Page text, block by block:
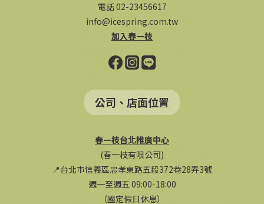
電話 02-23456617
info@icespring.com.tw
加入春一枝
公司、店面位置
春一枝台北推廣中心
(春一枝有限公司)
📍台北市信義區忠孝東路五段372巷28弄3號
週一至週五 09:00-18:00
（國定假日休息）